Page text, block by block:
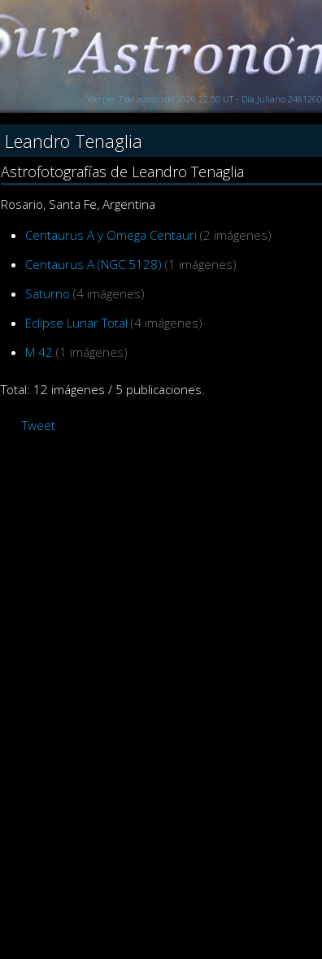
Viernes 7 de agosto de 2026 22:50 UT - Día Juliano 2461260
Leandro Tenaglia
Astrofotografías de Leandro Tenaglia
Rosario, Santa Fe, Argentina
Centaurus A y Omega Centauri (2 imágenes)
Centaurus A (NGC 5128) (1 imágenes)
Saturno (4 imágenes)
Eclipse Lunar Total (4 imágenes)
M 42 (1 imágenes)
Total: 12 imágenes / 5 publicaciones.
Tweet